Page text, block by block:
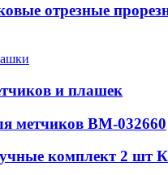
отрезные
и плашек
метчиков ВМ-032660
комплект 2 шт